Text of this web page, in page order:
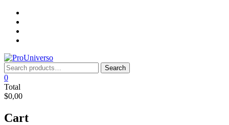
Saltar
contenido
deseos
Search
for:
Search
0
Total
$0,00
Cart